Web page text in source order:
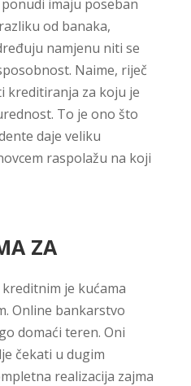
imaju poseban
od banaka,
namjenu niti se
Naime, riječ
kreditiranja za koju je
To je ono što
daje veliku
raspolažu na koji
ZA
kreditnim je kućama
Online bankarstvo
domaći teren. Oni
čekati u dugim
realizacija zajma